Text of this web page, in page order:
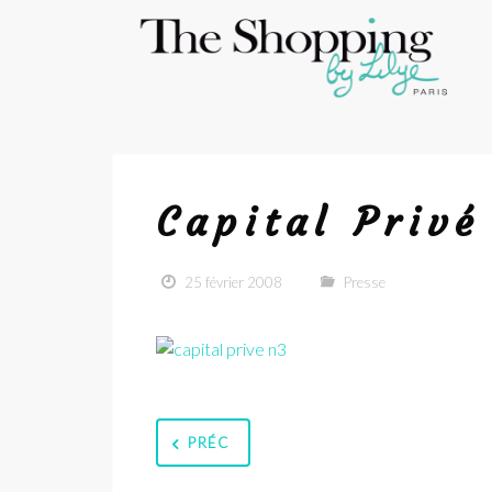
Capital Privé
25 février 2008 Presse
PRÉC